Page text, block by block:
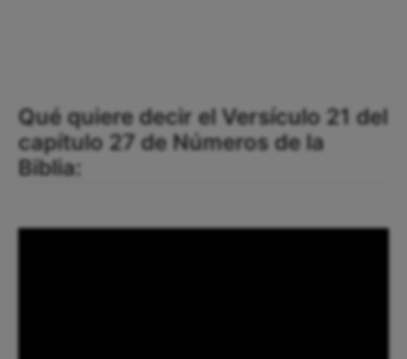
Qué quiere decir el Versículo 21 del
capítulo 27 de Números de la
Biblia: